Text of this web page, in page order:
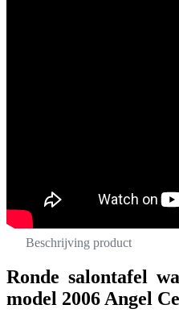
Beschrijving product
Ronde salontafel
model 2006 Angel